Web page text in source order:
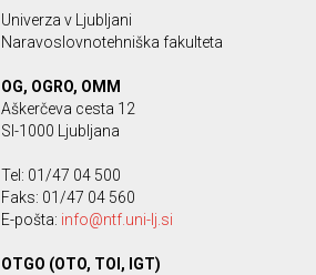
Univerza v Ljubljani
Naravoslovnotehniška fakulteta
OG, OGRO, OMM
Aškerčeva cesta 12
SI-1000 Ljubljana
Tel: 01/47 04 500
Faks: 01/47 04 560
E-pošta: info@ntf.uni-lj.si
OTGO (OTO, TOI, IGT)